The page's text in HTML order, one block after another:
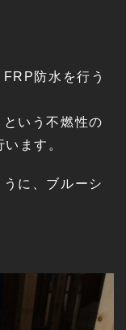
防水を行う
いう不燃性の
ます。
に、ブルーシ